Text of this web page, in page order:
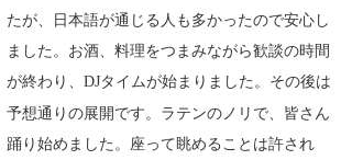
たが、日本語が通じる人も多かったので安心し
ました。お酒、料理をつまみながら歓談の時間
が終わり、DJタイムが始まりました。その後は
予想通りの展開です。ラテンのノリで、皆さん
踊り始めました。座って眺めることは許され